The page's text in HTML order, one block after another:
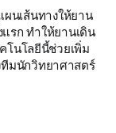
ผนเส้นทางให้ยาน
รก ทำให้ยานเดิน
โนโลยีนี้ช่วยเพิ่ม
มนักวิทยาศาสตร์